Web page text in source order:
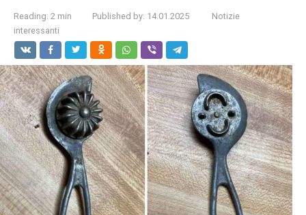
Reading: 2 min Published by: 14.01.2025
Notizie
interessanti